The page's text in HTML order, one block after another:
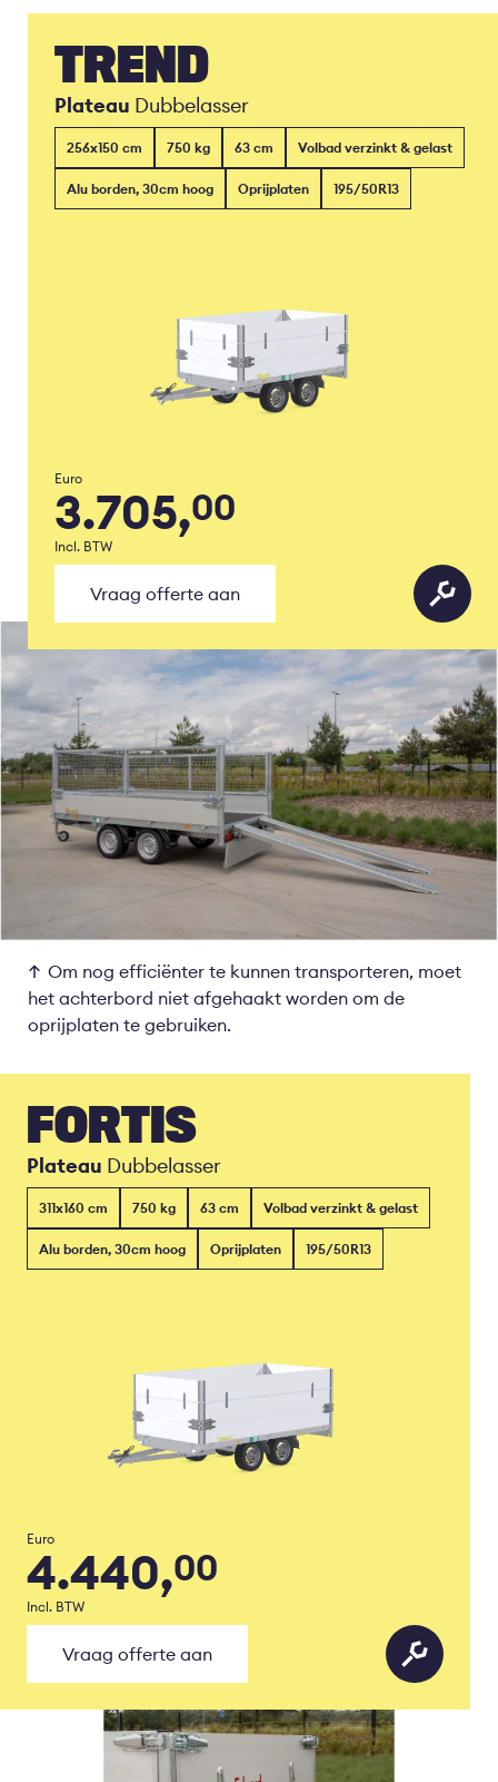
Om nog efficiënter te kunnen transporteren, moet
het achterbord niet afgehaakt worden om de
oprijplaten te gebruiken.
TREND
Plateau Dubbelasser
256x150 cm 750 kg 63 cm Volbad verzinkt & gelast
Alu borden, 30cm hoog Oprijplaten 195/50R13
Euro
3.705,00
Incl. BTW
Vraag offerte aan
FORTIS
Plateau Dubbelasser
311x160 cm 750 kg 63 cm Volbad verzinkt & gelast
Alu borden, 30cm hoog Oprijplaten 195/50R13
Euro
4.440,00
Incl. BTW
Vraag offerte aan